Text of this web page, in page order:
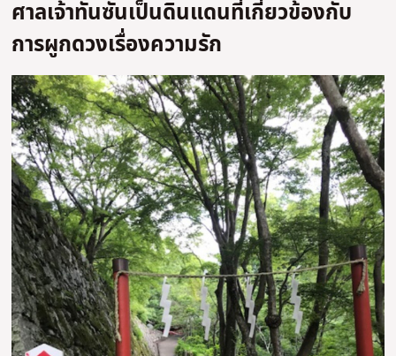
ศาลเจ้าทันซันเป็นดินแดนที่เกี่ยวข้องกับ
การผูกดวงเรื่องความรัก